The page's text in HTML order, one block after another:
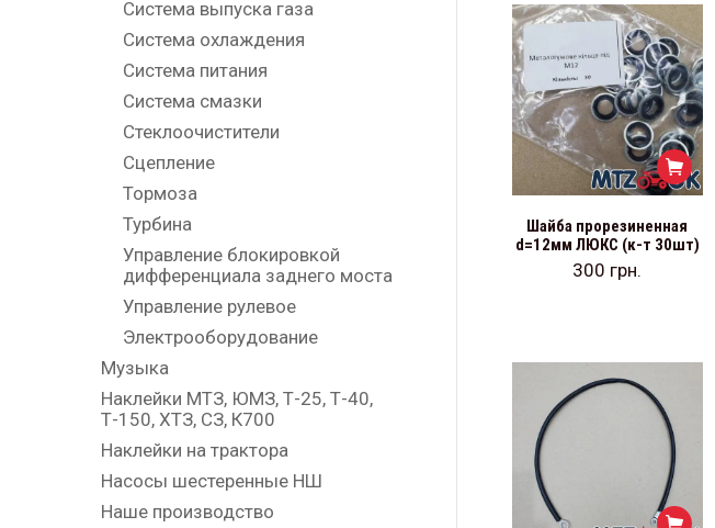
Шайба прорезиненная
d=12мм ЛЮКС (к-т 30шт)
300 грн.
Система выпуска газа
Система охлаждения
Система питания
Система смазки
Стеклоочистители
Сцепление
Тормоза
Турбина
Управление блокировкой
дифференциала заднего моста
Управление рулевое
Электрооборудование
Музыка
Наклейки МТЗ, ЮМЗ, Т-25, Т-40,
Т-150, ХТЗ, СЗ, К700
Наклейки на трактора
Насосы шестеренные НШ
Наше производство